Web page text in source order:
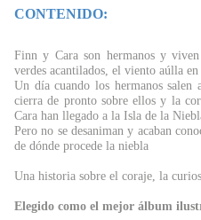
CONTENIDO:
Finn y Cara son hermanos y
verdes acantilados, el viento aúlla
Un día cuando los hermanos salen
cierra de pronto sobre ellos y la
Cara han llegado a la Isla de la
Pero no se desaniman y acaban
de dónde procede la niebla
Una historia sobre el coraje, la
Elegido como el mejor álbum